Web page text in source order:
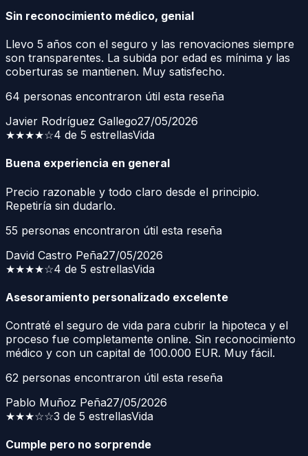
Sin reconocimiento médico, genial
Llevo 5 años con el seguro y las renovaciones siempre
son transparentes. La subida por edad es mínima y las
coberturas se mantienen. Muy satisfecho.
64 personas encontraron útil esta reseña
Javier Rodríguez Gallego27/05/2026
★★★★☆4 de 5 estrellasVida
Buena experiencia en general
Precio razonable y todo claro desde el principio.
Repetiría sin dudarlo.
55 personas encontraron útil esta reseña
David Castro Peña27/05/2026
★★★★☆4 de 5 estrellasVida
Asesoramiento personalizado excelente
Contraté el seguro de vida para cubrir la hipoteca y el
proceso fue completamente online. Sin reconocimiento
médico y con un capital de 100.000 EUR. Muy fácil.
62 personas encontraron útil esta reseña
Pablo Muñoz Peña27/05/2026
★★★☆☆3 de 5 estrellasVida
Cumple pero no sorprende